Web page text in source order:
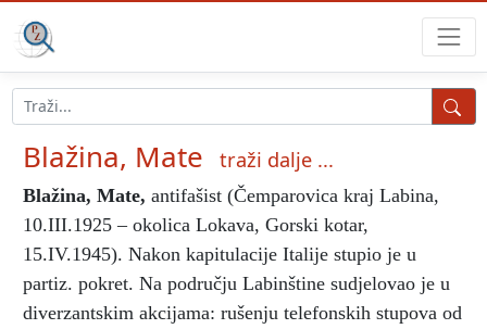
Blažina, Mate traži dalje ...
Blažina, Mate, antifašist (Čemparovica kraj Labina,
10.III.1925 – okolica Lokava, Gorski kotar,
15.IV.1945). Nakon kapitulacije Italije stupio je u
partiz. pokret. Na području Labinštine sudjelovao je u
diverzantskim akcijama: rušenju telefonskih stupova od